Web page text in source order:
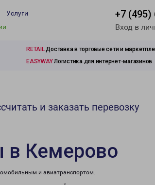
Услуги
+7 (495)
Вход в
RETAILДоставка в торговые сети и
EASYWAYЛогистика для интернет-магазинов
и заказать перевозку
в Кемерово
и авиатранспортом.